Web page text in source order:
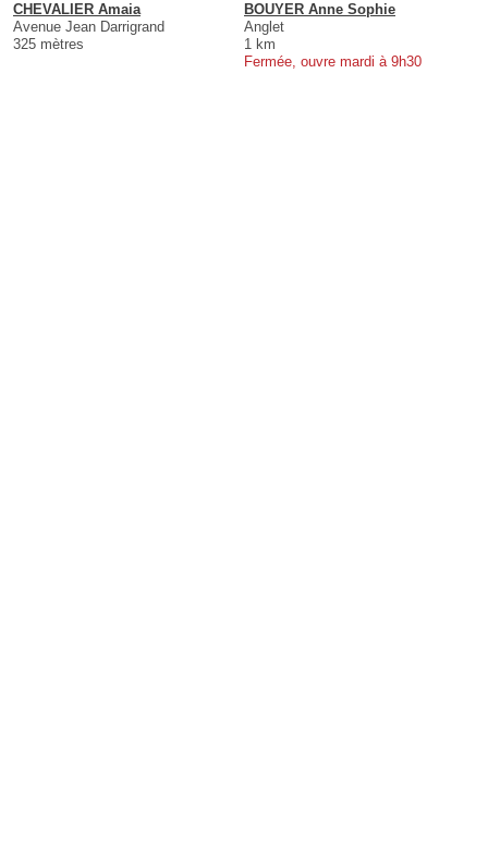
CHEVALIER Amaia
Avenue Jean Darrigrand
325 mètres
BOUYER Anne Sophie
Anglet
1 km
Fermée, ouvre mardi à 9h30